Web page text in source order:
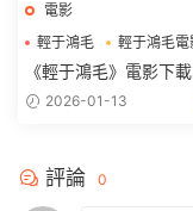
電影
輕于鴻毛
輕于鴻毛電
《輕于鴻毛》電影下載
2160p.HD國語中字
2026-01-13
評論 0